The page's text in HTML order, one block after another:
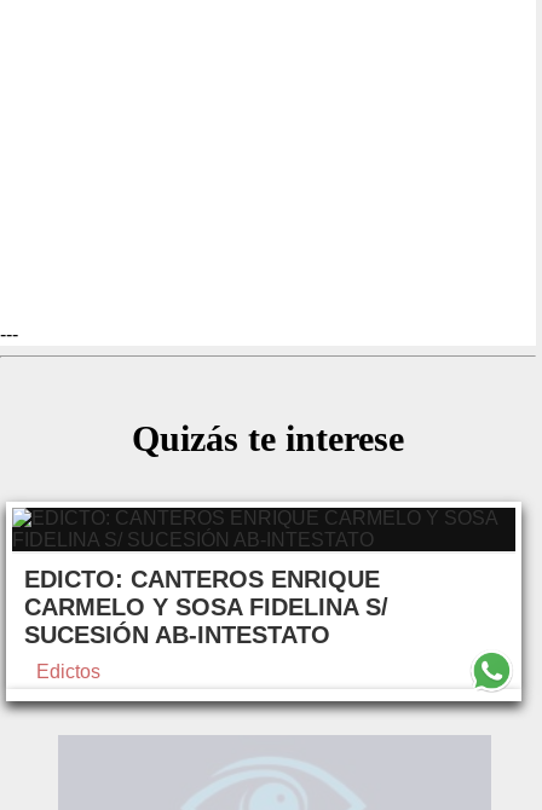
---
Quizás te interese
EDICTO: CANTEROS ENRIQUE
CARMELO Y SOSA FIDELINA S/
SUCESIÓN AB-INTESTATO
Edictos